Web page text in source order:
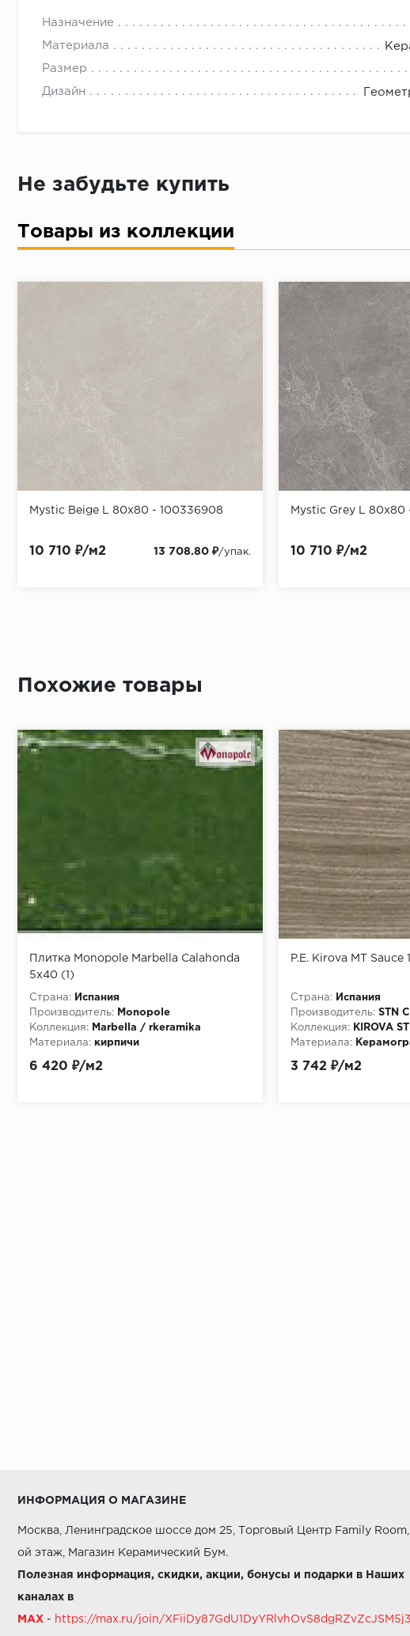
Назначение
Материала
Размер
Дизайн
Достаточно только паспорта
Не забудьте купить
Товары из коллекции
Mystic Beige L 80x80 - 100336908
10 710 ₽/м2 13 708.80 ₽/упак.
Mystic Grey L 80x80
10 710 ₽/м2
Похожие товары
Плитка Monopole Marbella Calahonda
5x40 (1)
Страна:
Испания
Производитель:
Monopole
Коллекция:
Marbella / rkeramika
Материала: кирпичи
6 420 ₽/м2
P.E. Kirova MT Sauce
Страна:
Испания
Производитель: STN
Коллекция:
KIROVA
Материала:
3 742 ₽/м2
ИНФОРМАЦИЯ О МАГАЗИНЕ
Москва, Ленинградское шоссе дом 25, Торговый Центр Family Room,
ой этаж, Магазин Керамический Бум.
Полезная информация, скидки, акции, бонусы и подарки в Наших
каналах в
MAX - https://max.ru/join/